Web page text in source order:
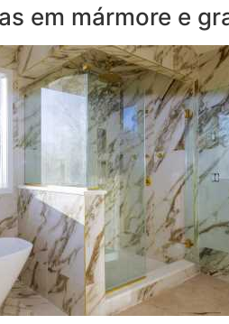
em mármore e